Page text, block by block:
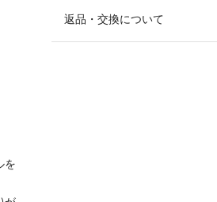
返品・交換について
を